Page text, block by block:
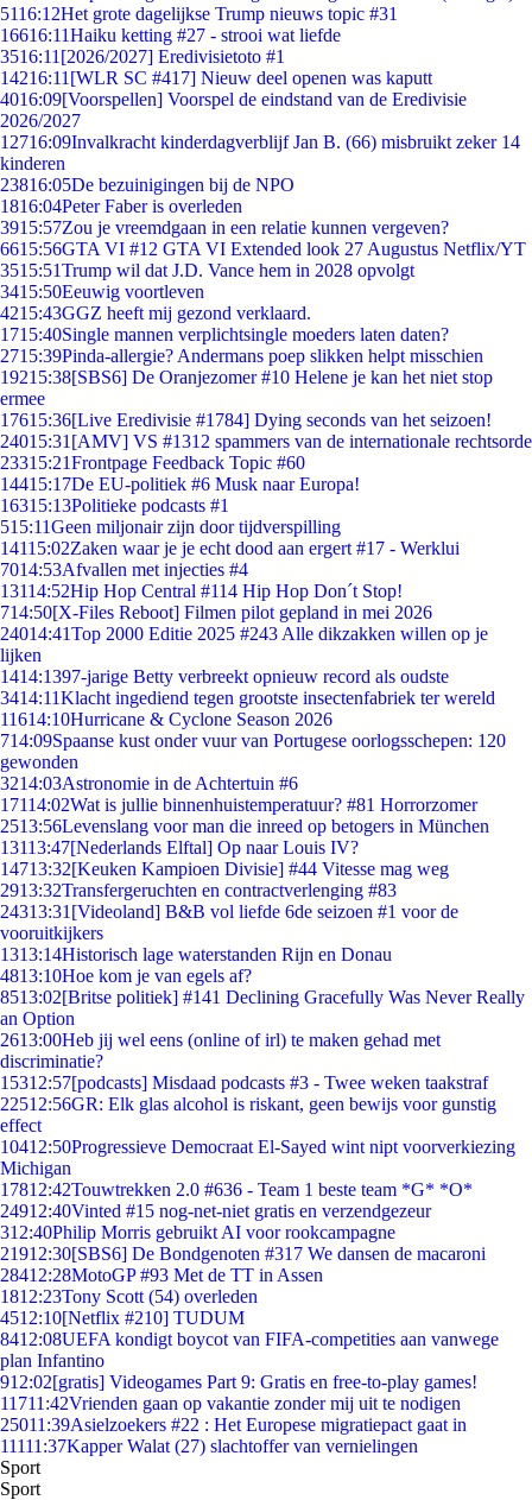
5116:12Het grote dagelijkse Trump nieuws topic #31
16616:11Haiku ketting #27 - strooi wat liefde
3516:11 [2026/2027] Eredivisietoto #1
14216:11 [WLR SC #417] Nieuw deel openen was kaputt
4016:09[Voorspellen] Voorspel de eindstand van de Eredivisie
2026/2027
12716:09Invalkracht kinderdagverblijf Jan B. (66) misbruikt zeker 14
kinderen
23816:05De bezuinigingen bij de NPO
1816:04Peter Faber is overleden
3915:57Zou je vreemdgaan in een relatie kunnen vergeven?
6615:56GTA VI #12 GTA VI Extended look 27 Augustus Netflix/YT
3515:51Trump wil dat J.D. Vance hem in 2028 opvolgt
3415:50Eeuwig voortleven
4215:43GGZ heeft mij gezond verklaard.
1715:40Single mannen verplichtsingle moeders laten daten?
2715:39Pinda-allergie? Andermans poep slikken helpt misschien
19215:38[SBS6] De Oranjezomer #10 Helene je kan het niet stop
ermee
17615:36[Live Eredivisie #1784] Dying seconds van het seizoen!
24015:31 [AMV] VS #1312 spammers van de internationale rechtsorde
23315:21Frontpage Feedback Topic #60
14415:17De EU-politiek #6 Musk naar Europa!
16315:13Politieke podcasts #1
515:11Geen miljonair zijn door tijdverspilling
14115:02Zaken waar je je echt dood aan ergert #17 - Werklui
7014:53Afvallen met injecties #4
13114:52Hip Hop Central #114 Hip Hop Don´t Stop!
714:50[X-Files Reboot] Filmen pilot gepland in mei 2026
24014:41Top 2000 Editie 2025 #243 Alle dikzakken willen op je
lijken
1414:1397-jarige Betty verbreekt opnieuw record als oudste
3414:11Klacht ingediend tegen grootste insectenfabriek ter wereld
11614:10Hurricane & Cyclone Season 2026
714:09Spaanse kust onder vuur van Portugese oorlogsschepen: 120
gewonden
3214:03Astronomie in de Achtertuin #6
17114:02Wat is jullie binnenhuistemperatuur? #81 Horrorzomer
2513:56Levenslang voor man die inreed op betogers in München
13113:47[Nederlands Elftal] Op naar Louis IV?
14713:32[Keuken Kampioen Divisie] #44 Vitesse mag weg
2913:32Transfergeruchten en contractverlenging #83
24313:31 [Videoland] B&B vol liefde 6de seizoen #1 voor de
vooruitkijkers
1313:14Historisch lage waterstanden Rijn en Donau
4813:10Hoe kom je van egels af?
8513:02[Britse politiek] #141 Declining Gracefully Was Never Really
an Option
2613:00Heb jij wel eens (online of irl) te maken gehad met
discriminatie?
15312:57[podcasts] Misdaad podcasts #3 - Twee weken taakstraf
22512:56GR: Elk glas alcohol is riskant, geen bewijs voor gunstig
effect
10412:50Progressieve Democraat El-Sayed wint nipt voorverkiezing
Michigan
17812:42Touwtrekken 2.0 #636 - Team 1 beste team *G* *O*
24912:40Vinted #15 nog-net-niet gratis en verzendgezeur
312:40Philip Morris gebruikt AI voor rookcampagne
21912:30[SBS6] De Bondgenoten #317 We dansen de macaroni
28412:28MotoGP #93 Met de TT in Assen
1812:23Tony Scott (54) overleden
4512:10[Netflix #210] TUDUM
8412:08UEFA kondigt boycot van FIFA-competities aan vanwege
plan Infantino
912:02[gratis] Videogames Part 9: Gratis en free-to-play games!
11711:42Vrienden gaan op vakantie zonder mij uit te nodigen
25011:39Asielzoekers #22 : Het Europese migratiepact gaat in
11111:37Kapper Walat (27) slachtoffer van vernielingen
Sport
Sport